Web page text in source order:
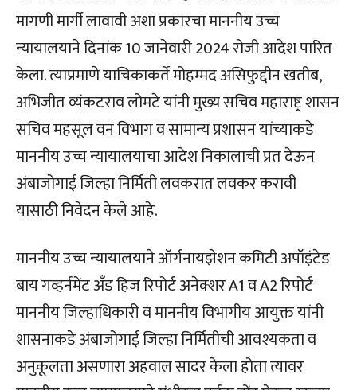
मागणी मार्गी लावावी अशा प्रकारचा माननीय उच्च
न्यायालयाने दिनांक 10 जानेवारी 2024 रोजी आदेश पारित
केला. त्याप्रमाणे याचिकाकर्ते मोहम्मद असिफुद्दीन खतीब,
अभिजीत व्यंकटराव लोमटे यांनी मुख्य सचिव महाराष्ट्र शासन
सचिव महसूल वन विभाग व सामान्य प्रशासन यांच्याकडे
माननीय उच्च न्यायालयाचा आदेश निकालाची प्रत देऊन
अंबाजोगाई जिल्हा निर्मिती लवकरात लवकर करावी
यासाठी निवेदन केले आहे.
माननीय उच्च न्यायालयाने ऑर्गनायझेशन कमिटी अपॉइंटेड
बाय गव्हर्नमेंट अँड हिज रिपोर्ट अनेक्शर A1 व A2 रिपोर्ट
माननीय जिल्हाधिकारी व माननीय विभागीय आयुक्त यांनी
शासनाकडे अंबाजोगाई जिल्हा निर्मितीची आवश्यकता व
अनुकूलता असणारा अहवाल सादर केला होता त्यावर